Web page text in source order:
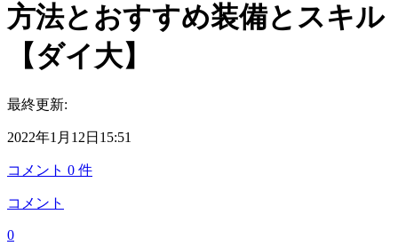
方法とおすすめ装備とスキル
【ダイ大】
最終更新:
2022年1月12日15:51
コメント 0 件
コメント
0